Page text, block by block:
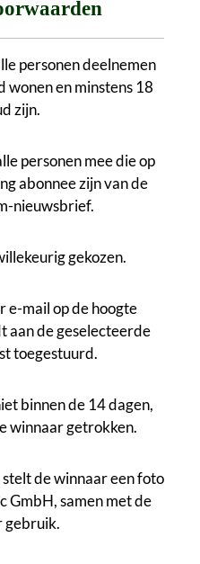
personen deelnemen
wonen en minstens 18
zijn.
personen mee die op
abonnee zijn van de
nieuwsbrief.
gekozen.
e-mail op de hoogte
aan de geselecteerde
toegestuurd.
binnen de 14 dagen,
winnaar getrokken.
de winnaar een foto
GmbH, samen met de
gebruik.